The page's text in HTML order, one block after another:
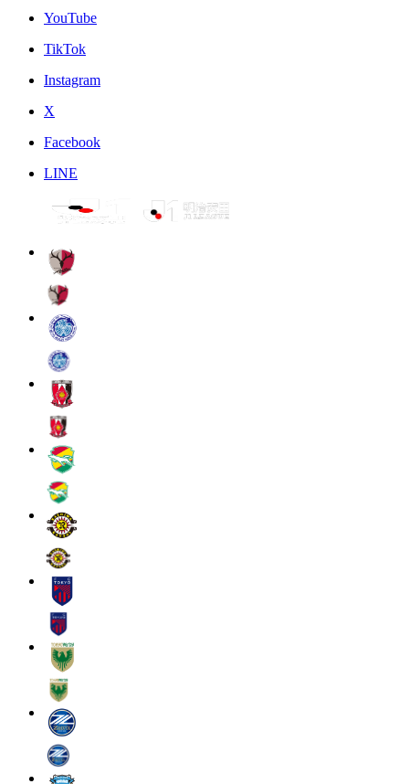
YouTube
TikTok
Instagram
X
Facebook
LINE